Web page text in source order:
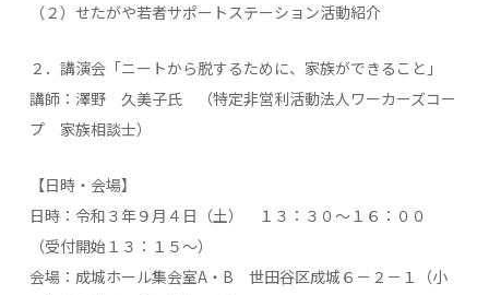
（２）せたがや若者サポートステーション活動紹介
２．講演会「ニートから脱するために、家族ができること」
講師：澤野 久美子氏 （特定非営利活動法人ワーカーズコー
プ 家族相談士）
【日時・会場】
日時：令和３年９月４日（土） １３：３０～１６：００
（受付開始１３：１５～）
会場：成城ホール集会室A・B 世田谷区成城６－２－１（小